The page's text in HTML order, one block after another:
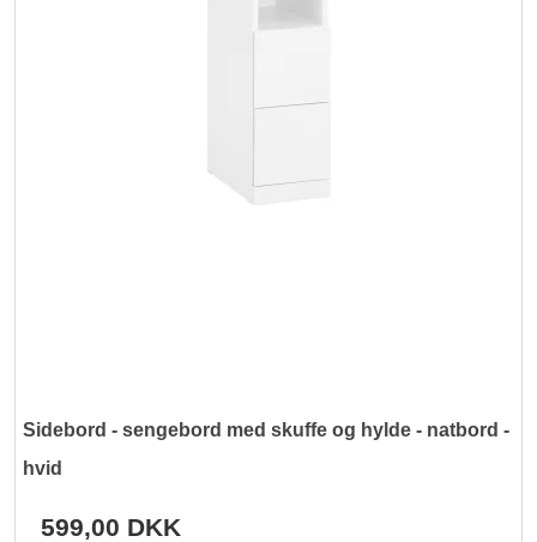
Sidebord - sengebord med skuffe og hylde - natbord -
hvid
599,00 DKK